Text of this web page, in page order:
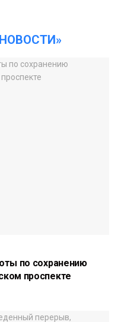
по сохранению
проспекте